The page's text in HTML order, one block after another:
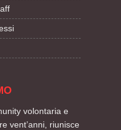
volontaria e
vent’anni, riunisce